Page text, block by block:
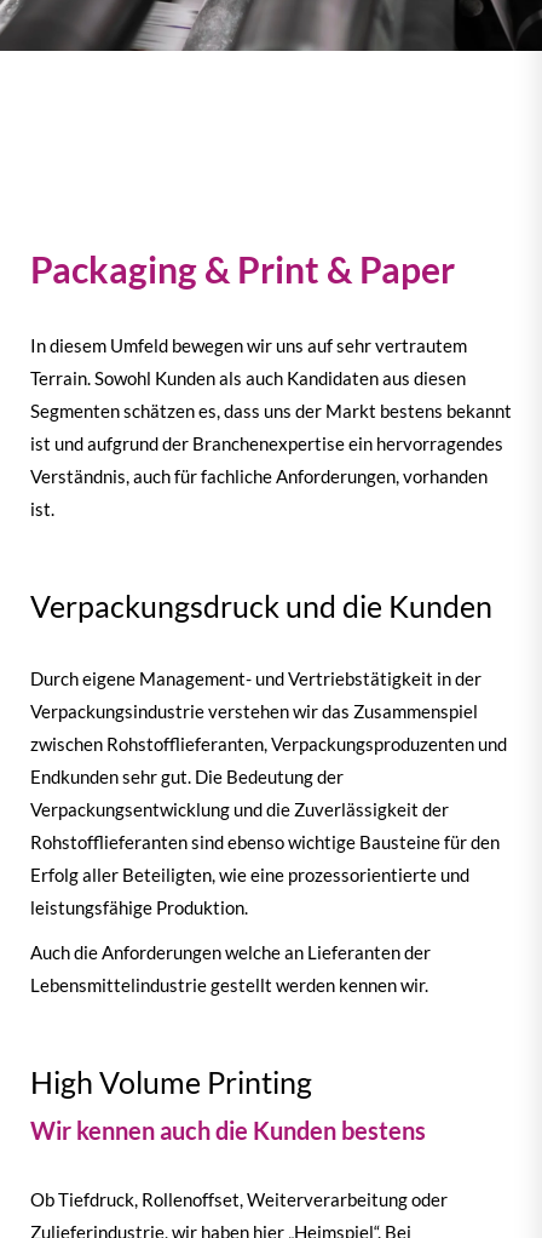
Packaging & Print & Paper
In diesem Umfeld bewegen wir uns auf sehr vertrautem
Terrain. Sowohl Kunden als auch Kandidaten aus diesen
Segmenten schätzen es, dass uns der Markt bestens bekannt
ist und aufgrund der Branchenexpertise ein hervorragendes
Verständnis, auch für fachliche Anforderungen, vorhanden
ist.
Verpackungsdruck und die Kunden
Durch eigene Management- und Vertriebstätigkeit in der
Verpackungsindustrie verstehen wir das Zusammenspiel
zwischen Rohstofflieferanten, Verpackungsproduzenten und
Endkunden sehr gut. Die Bedeutung der
Verpackungsentwicklung und die Zuverlässigkeit der
Rohstofflieferanten sind ebenso wichtige Bausteine für den
Erfolg aller Beteiligten, wie eine prozessorientierte und
leistungsfähige Produktion.
Auch die Anforderungen welche an Lieferanten der
Lebensmittelindustrie gestellt werden kennen wir.
High Volume Printing
Wir kennen auch die Kunden bestens
Ob Tiefdruck, Rollenoffset, Weiterverarbeitung oder
Zulieferindustrie, wir haben hier „Heimspiel“. Bei